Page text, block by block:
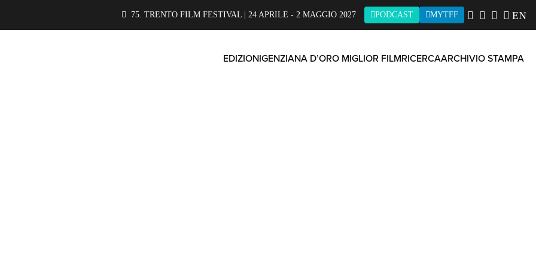
75. TRENTO FILM FESTIVAL | 24 APRILE - 2 MAGGIO 2027 PODCAST MYTFF EN
EDIZIONIGENZIANA D’ORO MIGLIOR FILMRICERCAARCHIVIO STAMPA